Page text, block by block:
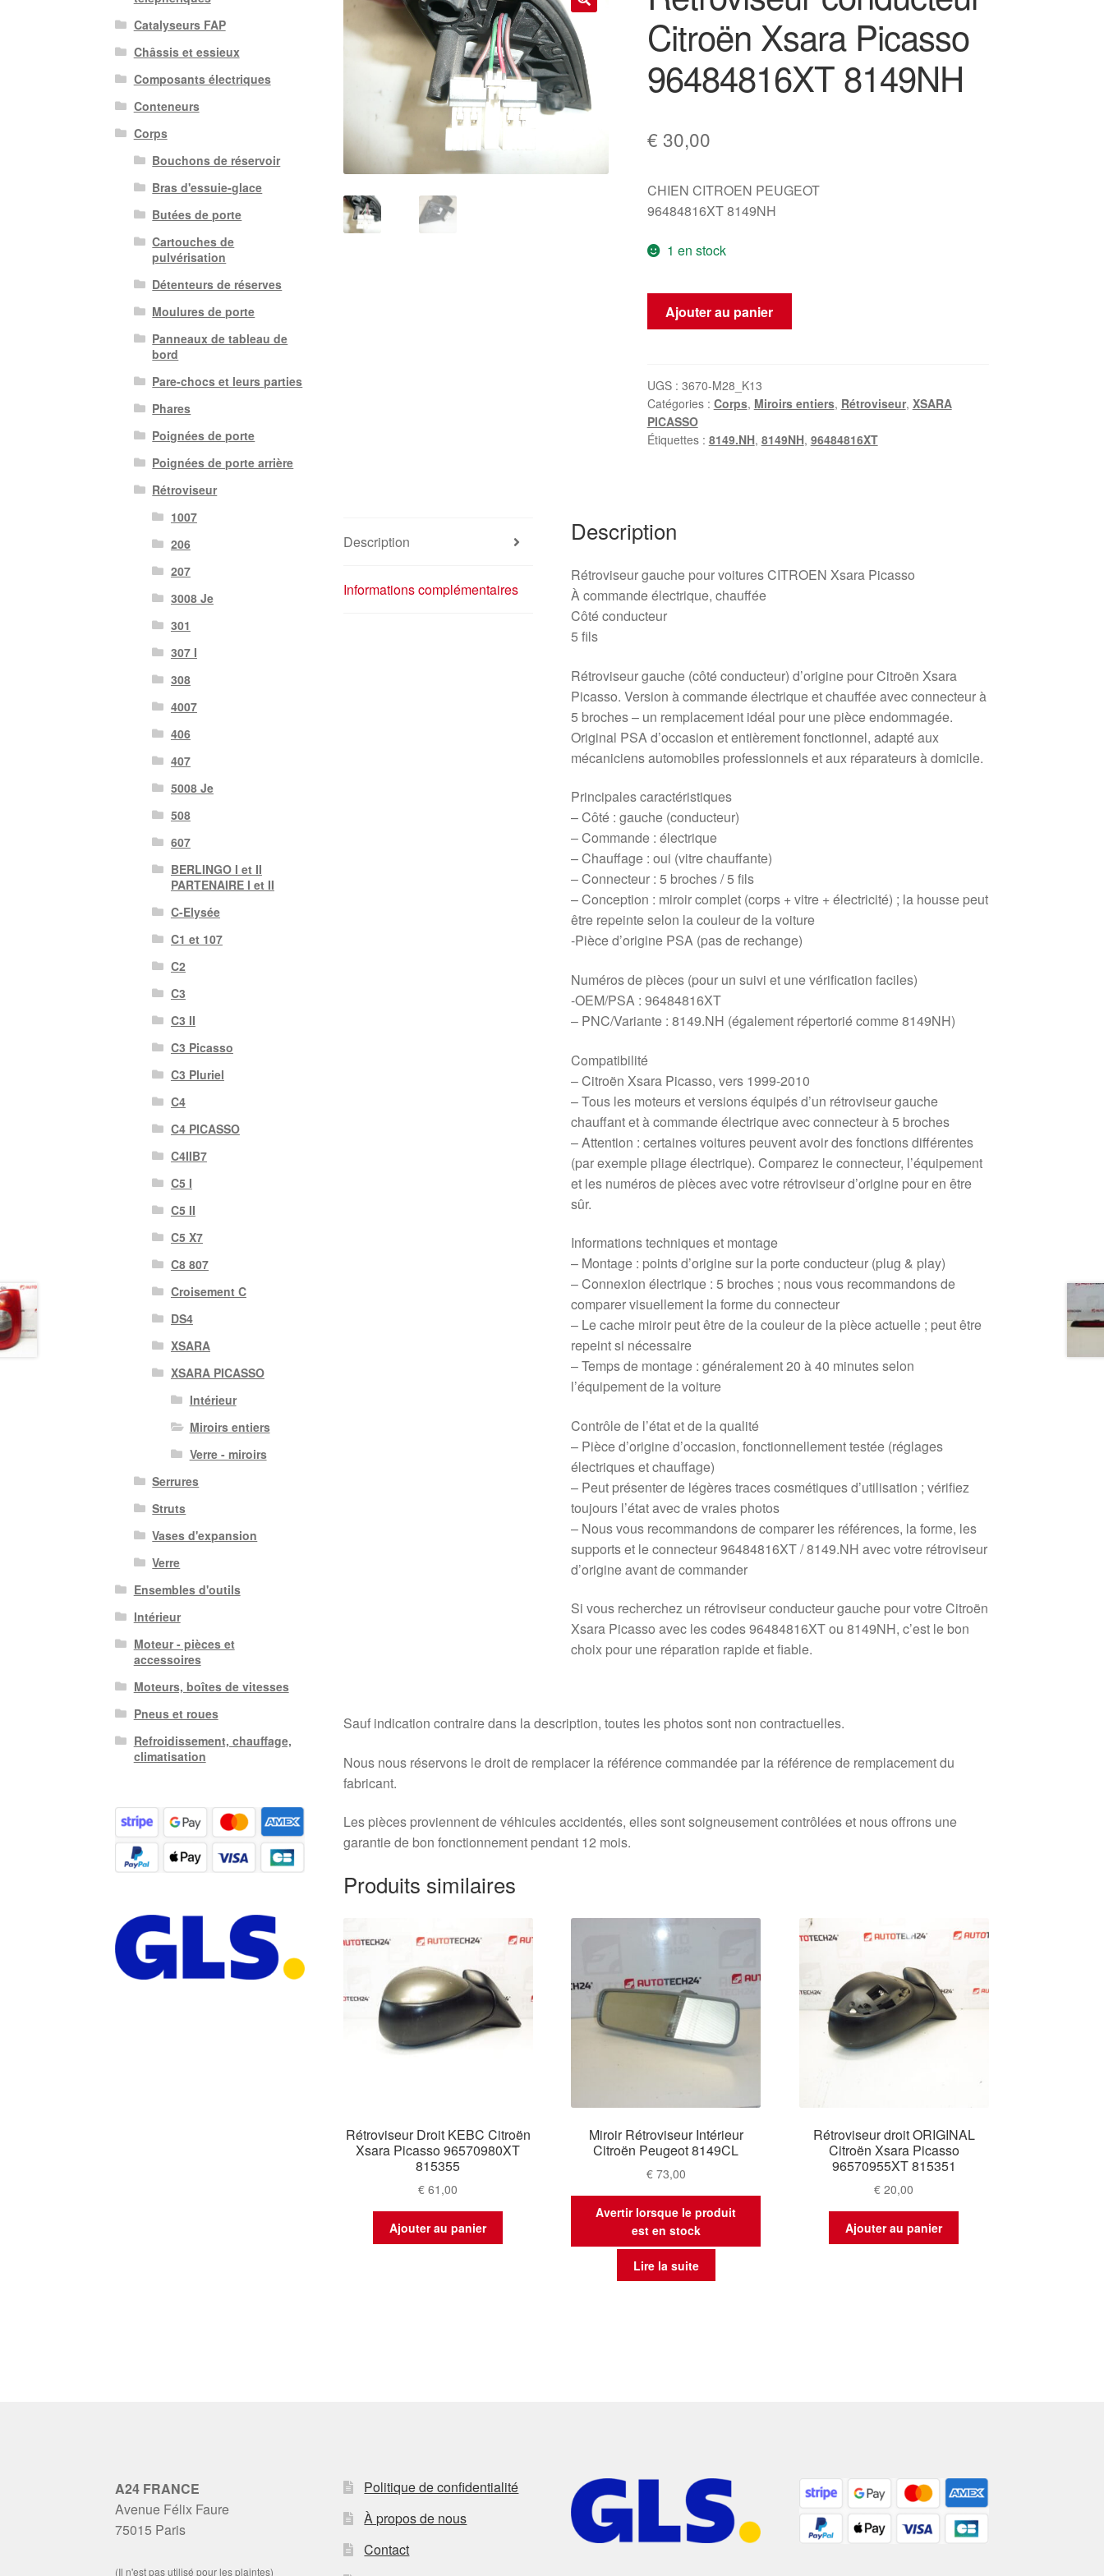
Citroën Xsara Picasso
96484816XT 8149NH
€ 30,00
CHIEN CITROEN PEUGEOT
96484816XT 8149NH
1 en stock
quantité
Citroën
Xsara
Picasso
96484816XT
Ajouter au panier
UGS : 3670-M28_K13
Catégories : Corps, Miroirs entiers, Rétroviseur, XSARA
PICASSO
Étiquettes : 8149.NH, 8149NH, 96484816XT
Description
Informations complémentaires
Description
Rétroviseur gauche pour voitures CITROEN Xsara Picasso
À commande électrique, chauffée
Côté conducteur
5 fils
Rétroviseur gauche (côté conducteur) d’origine pour Citroën Xsara
Picasso. Version à commande électrique et chauffée avec connecteur à
5 broches – un remplacement idéal pour une pièce endommagée.
Original PSA d’occasion et entièrement fonctionnel, adapté aux
mécaniciens automobiles professionnels et aux réparateurs à domicile.
Principales caractéristiques
– Côté : gauche (conducteur)
– Commande : électrique
– Chauffage : oui (vitre chauffante)
– Connecteur : 5 broches / 5 fils
– Conception : miroir complet (corps + vitre + électricité) ; la housse peut
être repeinte selon la couleur de la voiture
-Pièce d’origine PSA (pas de rechange)
Numéros de pièces (pour un suivi et une vérification faciles)
-OEM/PSA : 96484816XT
– PNC/Variante : 8149.NH (également répertorié comme 8149NH)
Compatibilité
– Citroën Xsara Picasso, vers 1999-2010
– Tous les moteurs et versions équipés d’un rétroviseur gauche
chauffant et à commande électrique avec connecteur à 5 broches
– Attention : certaines voitures peuvent avoir des fonctions différentes
(par exemple pliage électrique). Comparez le connecteur, l’équipement
et les numéros de pièces avec votre rétroviseur d’origine pour en être
sûr.
Informations techniques et montage
– Montage : points d’origine sur la porte conducteur (plug & play)
– Connexion électrique : 5 broches ; nous vous recommandons de
comparer visuellement la forme du connecteur
– Le cache miroir peut être de la couleur de la pièce actuelle ; peut être
repeint si nécessaire
– Temps de montage : généralement 20 à 40 minutes selon
l’équipement de la voiture
Contrôle de l’état et de la qualité
– Pièce d’origine d’occasion, fonctionnellement testée (réglages
électriques et chauffage)
– Peut présenter de légères traces cosmétiques d’utilisation ; vérifiez
toujours l’état avec de vraies photos
– Nous vous recommandons de comparer les références, la forme, les
supports et le connecteur 96484816XT / 8149.NH avec votre rétroviseur
d’origine avant de commander
Si vous recherchez un rétroviseur conducteur gauche pour votre Citroën
Xsara Picasso avec les codes 96484816XT ou 8149NH, c’est le bon
choix pour une réparation rapide et fiable.
Sauf indication contraire dans la description, toutes les photos sont non contractuelles.
Nous nous réservons le droit de remplacer la référence commandée par la référence de remplacement du
fabricant.
Les pièces proviennent de véhicules accidentés, elles sont soigneusement contrôlées et nous offrons une
garantie de bon fonctionnement pendant 12 mois.
Produits similaires
Rétroviseur Droit KEBC Citroën
Xsara Picasso 96570980XT
815355
€ 61,00
Ajouter au panier
Miroir Rétroviseur Intérieur
Citroën Peugeot 8149CL
€73,00
Avertir lorsque le produit
est en stock
Lire la suite
Rétroviseur droit ORIGINAL
Citroën Xsara Picasso
96570955XT 815351
€ 20,00
Ajouter au panier
Catalyseurs FAP
Châssis et essieux
Composants électriques
Conteneurs
Corps
Bouchons de réservoir
Bras d'essuie-glace
Butées de porte
Cartouches de
pulvérisation
Détenteurs de réserves
Moulures de porte
Panneaux de tableau de
bord
Pare-chocs et leurs parties
Phares
Poignées de porte
Poignées de porte arrière
Rétroviseur
1007
206
207
3008 Je
301
307 I
308
4007
406
407
5008 Je
508
607
BERLINGO I et II
PARTENAIRE I et II
C-Elysée
C1 et 107
C2
C3
C3 II
C3 Picasso
C3 Pluriel
C4
C4 PICASSO
C4IIB7
C5 I
C5 II
C5 X7
C8 807
Croisement C
DS4
XSARA
XSARA PICASSO
Intérieur
Miroirs entiers
Verre - miroirs
Serrures
Struts
Vases d'expansion
Verre
Ensembles d'outils
Intérieur
Moteur - pièces et
accessoires
Moteurs, boîtes de vitesses
Pneus et roues
Refroidissement, chauffage,
climatisation
A24 FRANCE
Avenue Félix Faure
75015 Paris
(Il n'est pas utilisé pour les plaintes)
Politique de confidentialité
À propos de nous
Contact